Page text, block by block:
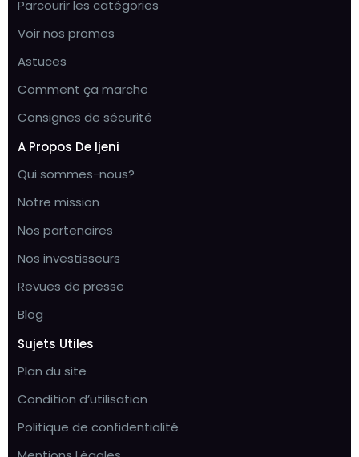
Parcourir les catégories
Voir nos promos
Astuces
Comment ça marche
Consignes de sécurité
A Propos De Ijeni
Qui sommes-nous?
Notre mission
Nos partenaires
Nos investisseurs
Revues de presse
Blog
Sujets Utiles
Plan du site
Condition d’utilisation
Politique de confidentialité